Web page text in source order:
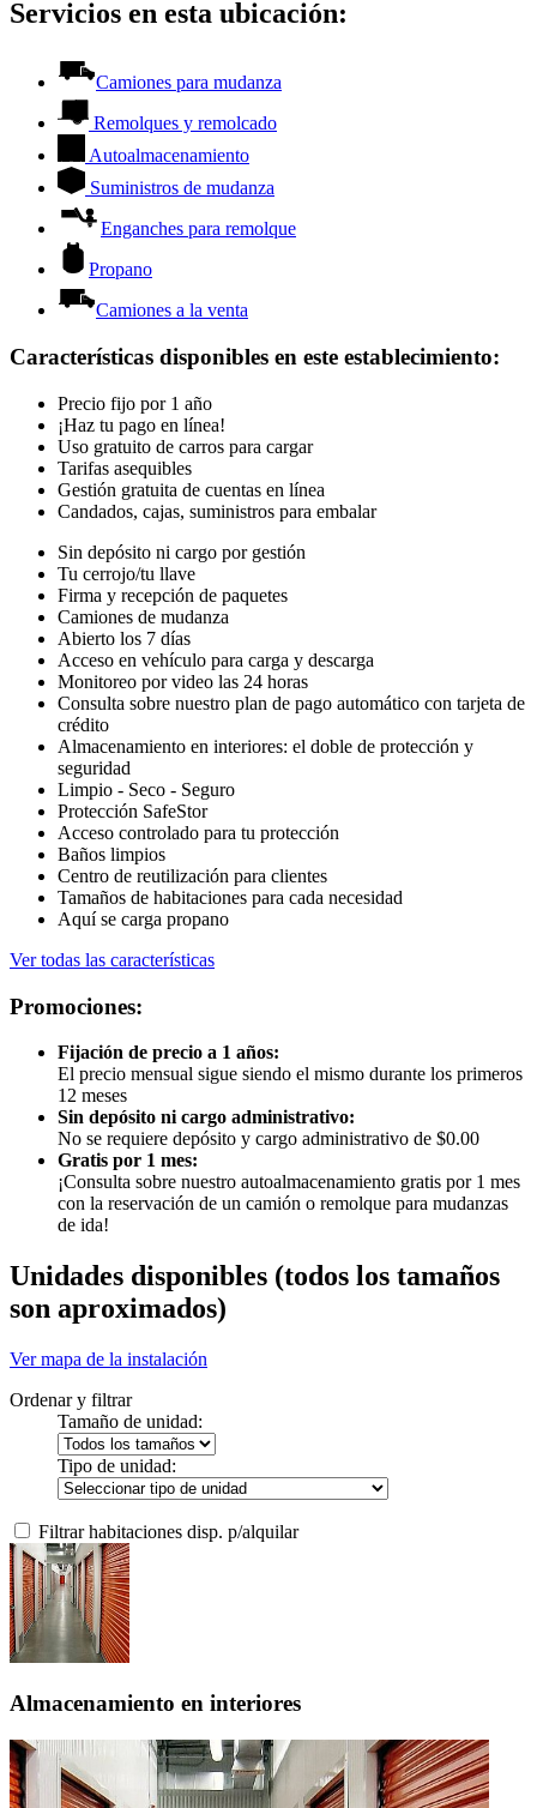
Servicios en esta ubicación:
Camiones para mudanza
Remolques y remolcado
Autoalmacenamiento
Suministros de mudanza
Enganches para remolque
Propano
Camiones a la venta
Características disponibles en este establecimiento:
Precio fijo por 1 año
¡Haz tu pago en línea!
Uso gratuito de carros para cargar
Tarifas asequibles
Gestión gratuita de cuentas en línea
Candados, cajas, suministros para embalar
Sin depósito ni cargo por gestión
Tu cerrojo/tu llave
Firma y recepción de paquetes
Camiones de mudanza
Abierto los 7 días
Acceso en vehículo para carga y descarga
Monitoreo por video las 24 horas
Consulta sobre nuestro plan de pago automático con tarjeta de
crédito
Almacenamiento en interiores: el doble de protección y
seguridad
Limpio - Seco - Seguro
Protección SafeStor
Acceso controlado para tu protección
Baños limpios
Centro de reutilización para clientes
Tamaños de habitaciones para cada necesidad
Aquí se carga propano
Ver todas las características
Promociones:
Fijación de precio a 1 años:
El precio mensual sigue siendo el mismo durante los primeros
12 meses
Sin depósito ni cargo administrativo:
No se requiere depósito y cargo administrativo de $0.00
Gratis por 1 mes:
¡Consulta sobre nuestro autoalmacenamiento gratis por 1 mes
con la reservación de un camión o remolque para mudanzas
de ida!
Unidades disponibles (todos los tamaños
son aproximados)
Ver mapa de la instalación
Ordenar y filtrar
Tamaño de unidad:
Tipo de unidad:
Filtrar habitaciones disp. p/alquilar
Almacenamiento en interiores